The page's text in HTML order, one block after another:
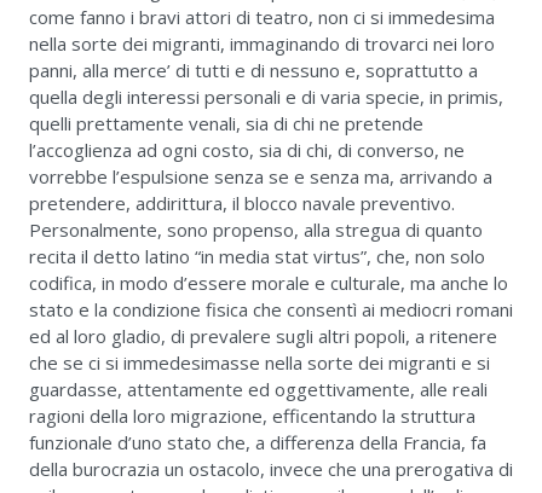
come fanno i bravi attori di teatro, non ci si immedesima
nella sorte dei migranti, immaginando di trovarci nei loro
panni, alla merce’ di tutti e di nessuno e, soprattutto a
quella degli interessi personali e di varia specie, in primis,
quelli prettamente venali, sia di chi ne pretende
l’accoglienza ad ogni costo, sia di chi, di converso, ne
vorrebbe l’espulsione senza se e senza ma, arrivando a
pretendere, addirittura, il blocco navale preventivo.
Personalmente, sono propenso, alla stregua di quanto
recita il detto latino “in media stat virtus”, che, non solo
codifica, in modo d’essere morale e culturale, ma anche lo
stato e la condizione fisica che consentì ai mediocri romani
ed al loro gladio, di prevalere sugli altri popoli, a ritenere
che se ci si immedesimasse nella sorte dei migranti e si
guardasse, attentamente ed oggettivamente, alle reali
ragioni della loro migrazione, efficentando la struttura
funzionale d’uno stato che, a differenza della Francia, fa
della burocrazia un ostacolo, invece che una prerogativa di